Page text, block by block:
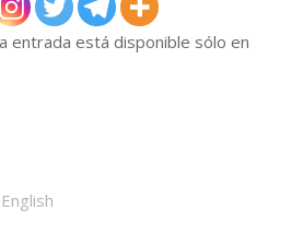
entrada está disponible sólo en
English